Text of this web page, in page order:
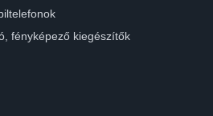
fényképező kiegészítők